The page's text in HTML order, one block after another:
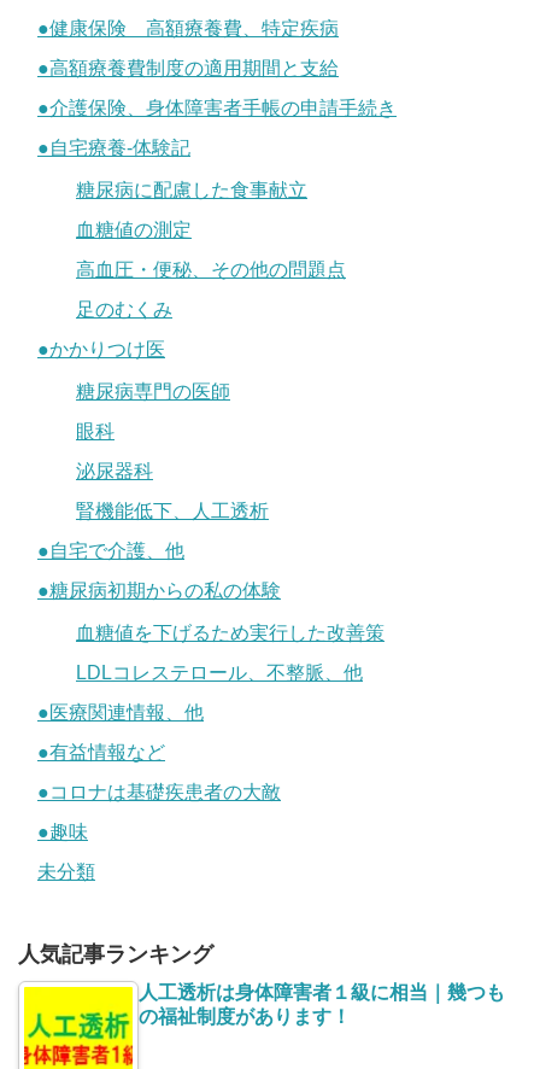
●健康保険 高額療養費、特定疾病
●高額療養費制度の適用期間と支給
●介護保険、身体障害者手帳の申請手続き
●自宅療養-体験記
糖尿病に配慮した食事献立
血糖値の測定
高血圧・便秘、その他の問題点
足のむくみ
●かかりつけ医
糖尿病専門の医師
眼科
泌尿器科
腎機能低下、人工透析
●自宅で介護、他
●糖尿病初期からの私の体験
血糖値を下げるため実行した改善策
LDLコレステロール、不整脈、他
●医療関連情報、他
●有益情報など
●コロナは基礎疾患者の大敵
●趣味
未分類
人気記事ランキング
人工透析は身体障害者１級に相当｜幾つも
の福祉制度があります！